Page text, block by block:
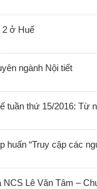
2 ở Huế
ngành Nội tiết
thứ 15/2016: Từ
huấn “Truy cập các
Lê Văn Tâm –